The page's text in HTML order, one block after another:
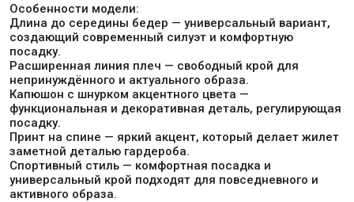
Особенности модели:
Длина до середины бедер — универсальный вариант,
создающий современный силуэт и комфортную
посадку.
Расширенная линия плеч — свободный крой для
непринуждённого и актуального образа.
Капюшон с шнурком акцентного цвета —
функциональная и декоративная деталь, регулирующая
посадку.
Принт на спине — яркий акцент, который делает жилет
заметной деталью гардероба.
Спортивный стиль — комфортная посадка и
универсальный крой подходят для повседневного и
активного образа.